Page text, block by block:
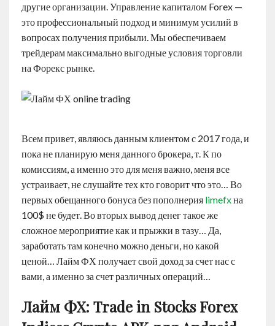
другие организации. Управление капиталом Forex —
это профессиональный подход и минимум усилий в
вопросах получения прибыли. Мы обеспечиваем
трейдерам максимально выгодные условия торговли
на Форекс рынке.
Всем привет, являюсь данным клиентом с 2017 года, и
пока не планирую меня данного брокера, т. К по
комиссиям, а именно это для меня важно, меня все
устраивает, не слушайте тех кто говорит что это… Во
первых обещанного бонуса без пополнерия limefxна
100$ не будет. Во вторых вывод денег такое же
сложное мероприятие как и прыжки в тазу… Да,
заработать там конечно можно деньги, но какой
ценой… Лайм ФХ получает свой доход за счет нас с
вами, а именно за счет различных операций…
Лайм ФХ: Trade in Stocks Forex